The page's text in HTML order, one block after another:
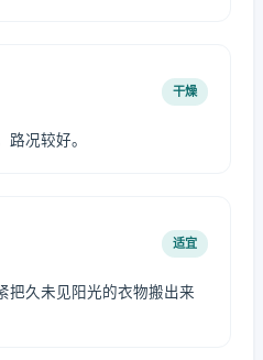
干燥
况较好。
适宜
把久未见阳光的衣物搬出来